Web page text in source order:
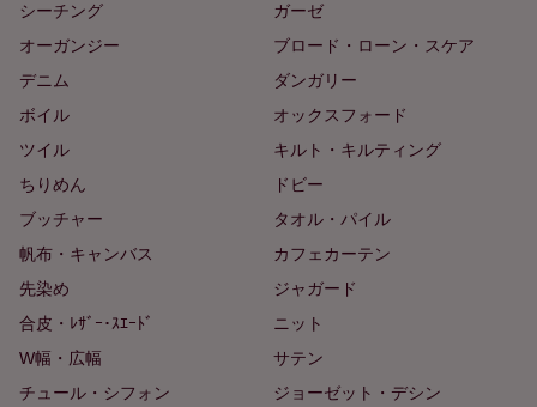
シーチング
ガーゼ
オーガンジー
ブロード・ローン・スケア
デニム
ダンガリー
ボイル
オックスフォード
ツイル
キルト・キルティング
ちりめん
ドビー
ブッチャー
タオル・パイル
帆布・キャンバス
カフェカーテン
先染め
ジャガード
合皮・ﾚｻﾞｰ･ｽｴｰﾄﾞ
ニット
W幅・広幅
サテン
チュール・シフォン
ジョーゼット・デシン